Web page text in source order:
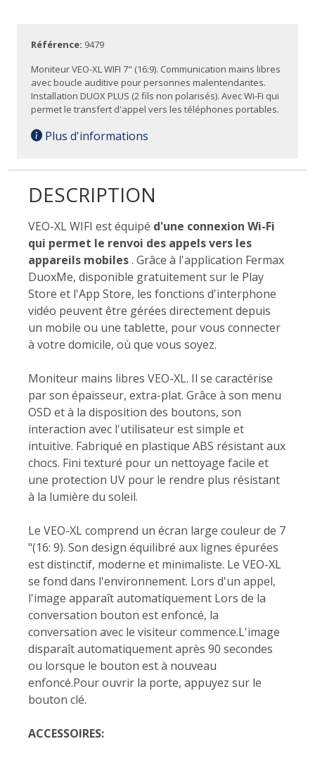
Référence: 9479
Moniteur VEO-XL WIFI 7" (16:9). Communication mains libres
avec boucle auditive pour personnes malentendantes.
Installation DUOX PLUS (2 fils non polarisés). Avec Wi-Fi qui
permet le transfert d'appel vers les téléphones portables.
Plus d'informations
DESCRIPTION
VEO-XL WIFI est équipé d'une connexion Wi-Fi
qui permet le renvoi des appels vers les
appareils mobiles. Grâce à l'application Fermax
DuoxMe, disponible gratuitement sur le Play
Store et l'App Store, les fonctions d'interphone
vidéo peuvent être gérées directement depuis
un mobile ou une tablette, pour vous connecter
à votre domicile, où que vous soyez.
Moniteur mains libres VEO-XL. Il se caractérise
par son épaisseur, extra-plat. Grâce à son menu
OSD et à la disposition des boutons, son
interaction avec l'utilisateur est simple et
intuitive. Fabriqué en plastique ABS résistant aux
chocs. Fini texturé pour un nettoyage facile et
une protection UV pour le rendre plus résistant
à la lumière du soleil.
Le VEO-XL comprend un écran large couleur de 7
"(16: 9). Son design équilibré aux lignes épurées
est distinctif, moderne et minimaliste. Le VEO-XL
se fond dans l'environnement. Lors d'un appel,
l'image apparaît automatiquement Lors de la
conversation bouton est enfoncé, la
conversation avec le visiteur commence.L'image
disparaît automatiquement après 90 secondes
ou lorsque le bouton est à nouveau
enfoncé.Pour ouvrir la porte, appuyez sur le
bouton clé.
ACCESSOIRES: